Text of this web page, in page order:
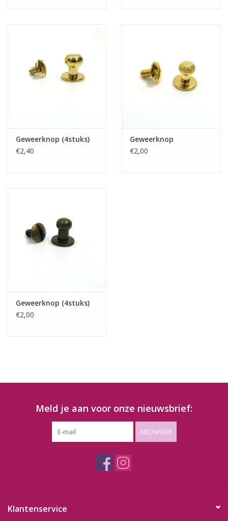
Geweerknop (4stuks)
€2,40
Geweerknop
€2,00
Geweerknop (4stuks)
€2,00
Meld je aan voor onze nieuwsbrief:
ABONNEER
Klantenservice